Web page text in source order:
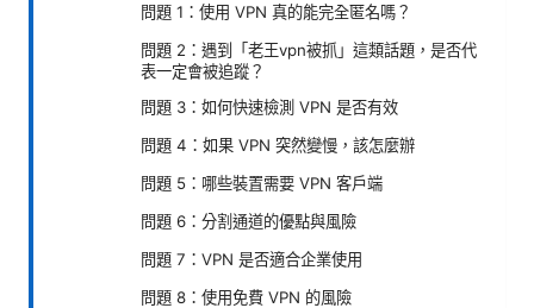
問題 1：使用 VPN 真的能完全匿名嗎？
問題 2：遇到「老王vpn被抓」這類話題，是否代
表一定會被追蹤？
問題 3：如何快速檢測 VPN 是否有效
問題 4：如果 VPN 突然變慢，該怎麼辦
問題 5：哪些裝置需要 VPN 客戶端
問題 6：分割通道的優點與風險
問題 7：VPN 是否適合企業使用
問題 8：使用免費 VPN 的風險